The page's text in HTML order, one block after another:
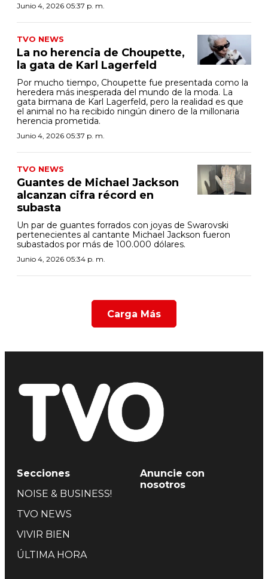
Junio 4, 2026 05:37 p. m.
TVO NEWS
La no herencia de Choupette,
la gata de Karl Lagerfeld
Por mucho tiempo, Choupette fue presentada como la
heredera más inesperada del mundo de la moda. La
gata birmana de Karl Lagerfeld, pero la realidad es que
el animal no ha recibido ningún dinero de la millonaria
herencia prometida.
Junio 4, 2026 05:37 p. m.
TVO NEWS
Guantes de Michael Jackson
alcanzan cifra récord en
subasta
Un par de guantes forrados con joyas de Swarovski
pertenecientes al cantante Michael Jackson fueron
subastados por más de 100.000 dólares.
Junio 4, 2026 05:34 p. m.
Carga Más
Secciones
NOISE & BUSINESS!
TVO NEWS
VIVIR BIEN
ÚLTIMA HORA
Anuncie con
nosotros